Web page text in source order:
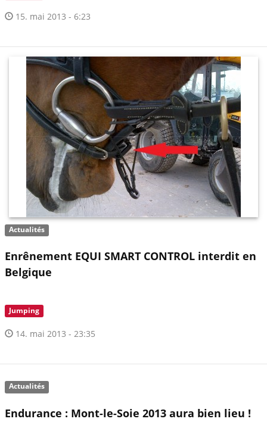
15. mai 2013 - 6:23
Actualités
Enrênement EQUI SMART CONTROL interdit en
Belgique
Jumping
14. mai 2013 - 23:35
Actualités
Endurance : Mont-le-Soie 2013 aura bien lieu !